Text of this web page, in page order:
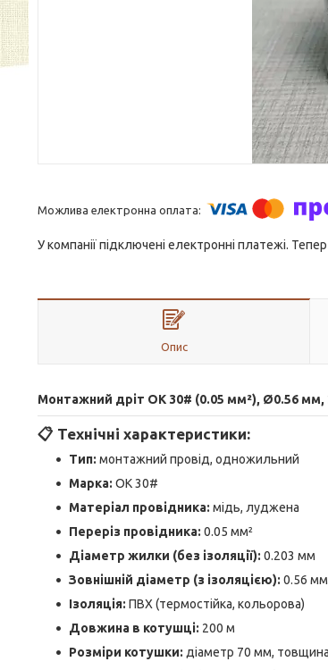
У компанії підключені електронні платежі.
Опис
Монтажний дріт OK 30# (0.05 мм²), Ø0.56
📋 Технічні характеристики:
Тип: монтажний провід, одножильний
Марка: OK 30#
Матеріал провідника: мідь, луджена
Переріз провідника: 0.05 мм²
Діаметр жилки (без ізоляції): 0.203 мм
Зовнішній діаметр (з ізоляцією): 0.56 мм
Ізоляція: ПВХ (термостійка, кольорова)
Довжина в котушці: 200 м
Розміри котушки: діаметр 70 мм,